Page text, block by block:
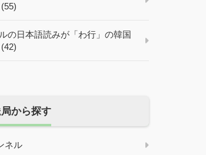
の日本語読みが「わ行」の韓国
から探す
ネル